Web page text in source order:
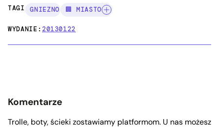
TAGI: GNIEZNO 🏢 MIASTO
WYDANIE:20130122
Komentarze
Trolle, boty, ścieki zostawiamy platformom. U nas możesz